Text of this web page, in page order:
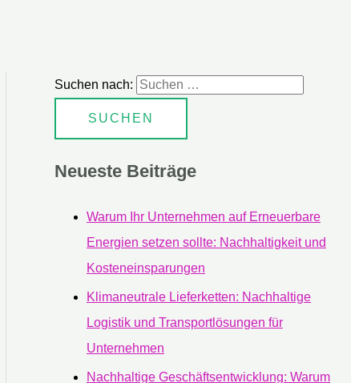
Suchen nach:
Neueste Beiträge
Warum Ihr Unternehmen auf Erneuerbare
Energien setzen sollte: Nachhaltigkeit und
Kosteneinsparungen
Klimaneutrale Lieferketten: Nachhaltige
Logistik und Transportlösungen für
Unternehmen
Nachhaltige Geschäftsentwicklung: Warum